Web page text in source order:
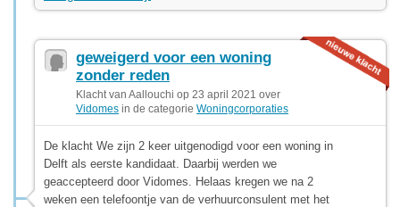
geweigerd voor een woning
zonder reden
Klacht van Aallouchi op 23 april 2021 over
Vidomes in de categorie Woningcorporaties
De klacht We zijn 2 keer uitgenodigd voor een woning in
Delft als eerste kandidaat. Daarbij werden we
geaccepteerd door Vidomes. Helaas kregen we na 2
weken een telefoontje van de verhuurconsulent met het